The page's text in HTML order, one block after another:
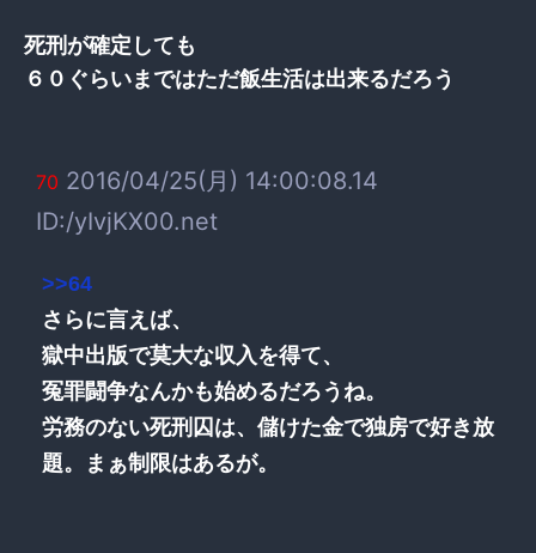
死刑が確定しても
６０ぐらいまではただ飯生活は出来るだろう
70 2016/04/25(月) 14:00:08.14
ID:/yIvjKX00.net
>>64
さらに言えば、
獄中出版で莫大な収入を得て、
冤罪闘争なんかも始めるだろうね。
労務のない死刑囚は、儲けた金で独房で好き放
題。まぁ制限はあるが。